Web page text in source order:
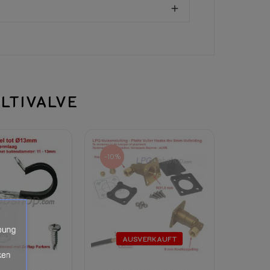
Teil
dieses Produkt von einem Fachmann installier
Haftung im Falle eines Unfalls ab.
Landi Renzo, Vogels VGI, Eurogas, Prins
usw. - Dieser LPG-Tanktyp verfügt NICHT über
Beispiel für Vialle LPi oder andere Flüssig
Gas oder Kühlmittel) erlischt das Rückga
Download (265.95KB)
AUSVERKAUFT
-10%